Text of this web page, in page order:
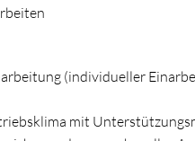
(individueller
mit